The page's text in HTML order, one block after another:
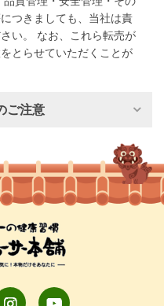
つきましても、当社は責
い。 なお、これら転売が
とらせていただくことが
ご注意